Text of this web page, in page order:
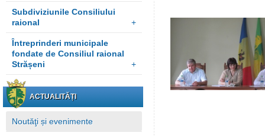
Subdiviziunile Consiliului
raional
+
Întreprinderi municipale
fondate de Consiliul raional
Strășeni
+
ACTUALITĂȚI
Noutăţi și evenimente